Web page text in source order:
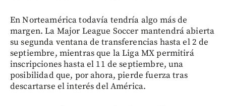
En Norteamérica todavía tendría algo más de
margen. La Major League Soccer mantendrá abierta
su segunda ventana de transferencias hasta el 2 de
septiembre, mientras que la Liga MX permitirá
inscripciones hasta el 11 de septiembre, una
posibilidad que, por ahora, pierde fuerza tras
descartarse el interés del América.